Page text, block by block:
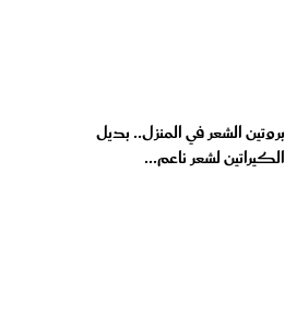
بروتين الشعر في المنزل.. بديل
الكيراتين لشعر ناعم...